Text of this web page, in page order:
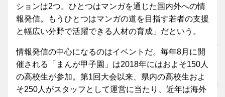
ションは2つ。ひとつはマンガを通じた国内外への情
報発信。もうひとつはマンガの道を目指す若者の支援
と幅広い分野で活躍できる人材の育成」だという。
情報発信の中心になるのはイベントだ。毎年8月に開
催される「まんが甲子園」は2018年にはおよそ150人
の高校生が参加。第1回大会以来、県内の高校生およ
そ250人がスタッフとして運営に当たり、近年は海外